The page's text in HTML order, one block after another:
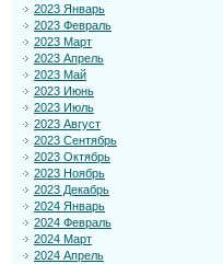
2023 Январь
2023 Февраль
2023 Март
2023 Апрель
2023 Май
2023 Июнь
2023 Июль
2023 Август
2023 Сентябрь
2023 Октябрь
2023 Ноябрь
2023 Декабрь
2024 Январь
2024 Февраль
2024 Март
2024 Апрель